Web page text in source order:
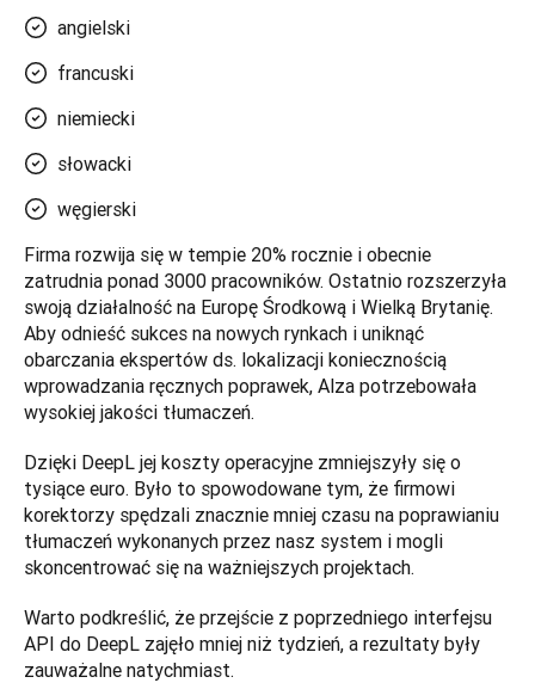
angielski
francuski
niemiecki
słowacki
węgierski
Firma rozwija się w tempie 20% rocznie i obecnie
zatrudnia ponad 3000 pracowników. Ostatnio rozszerzyła
swoją działalność na Europę Środkową i Wielką Brytanię.
Aby odnieść sukces na nowych rynkach i uniknąć
obarczania ekspertów ds. lokalizacji koniecznością
wprowadzania ręcznych poprawek, Alza potrzebowała
wysokiej jakości tłumaczeń.
Dzięki DeepL jej koszty operacyjne zmniejszyły się o
tysiące euro. Było to spowodowane tym, że firmowi
korektorzy spędzali znacznie mniej czasu na poprawianiu
tłumaczeń wykonanych przez nasz system i mogli
skoncentrować się na ważniejszych projektach.
Warto podkreślić, że przejście z poprzedniego interfejsu
API do DeepL zajęło mniej niż tydzień, a rezultaty były
zauważalne natychmiast.